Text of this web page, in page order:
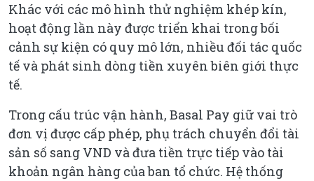
Khác với các mô hình thử nghiệm khép kín,
hoạt động lần này được triển khai trong bối
cảnh sự kiện có quy mô lớn, nhiều đối tác quốc
tế và phát sinh dòng tiền xuyên biên giới thực
tế.
Trong cấu trúc vận hành, Basal Pay giữ vai trò
đơn vị được cấp phép, phụ trách chuyển đổi tài
sản số sang VND và đưa tiền trực tiếp vào tài
khoản ngân hàng của ban tổ chức. Hệ thống